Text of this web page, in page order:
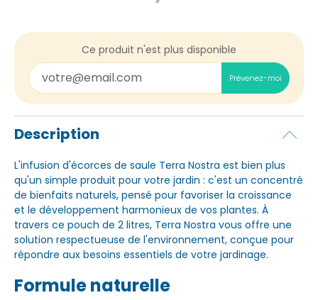
Ce produit n'est plus disponible
Prévenez-moi
Description
L'infusion d'écorces de saule Terra Nostra est bien plus
qu'un simple produit pour votre jardin : c'est un concentré
de bienfaits naturels, pensé pour favoriser la croissance
et le développement harmonieux de vos plantes. À
travers ce pouch de 2 litres, Terra Nostra vous offre une
solution respectueuse de l'environnement, conçue pour
répondre aux besoins essentiels de votre jardinage.
Formule naturelle